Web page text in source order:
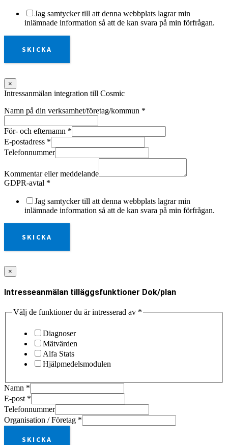
Jag samtycker till att denna webbplats lagrar min
inlämnade information så att de kan svara på min förfrågan.
SKICKA
×
Intressanmälan integration till Cosmic
Namn på din verksamhet/företag/kommun *
För- och efternamn *
E-postadress *
Telefonnummer
Kommentar eller meddelande
GDPR-avtal *
Jag samtycker till att denna webbplats lagrar min
inlämnade information så att de kan svara på min förfrågan.
SKICKA
×
Intresseanmälan tilläggsfunktioner Dok/plan
Välj de funktioner du är intresserad av *
Diagnoser
Mätvärden
Alfa Stats
Hjälpmedelsmodulen
Namn *
E-post *
Telefonnummer
Organisation / Företag *
SKICKA